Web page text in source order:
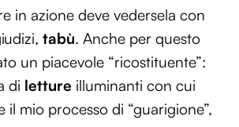
in azione deve vedersela con
tabù. Anche per questo
un piacevole “ricostituente”:
di letture illuminanti con cui
il mio processo di “guarigione”,